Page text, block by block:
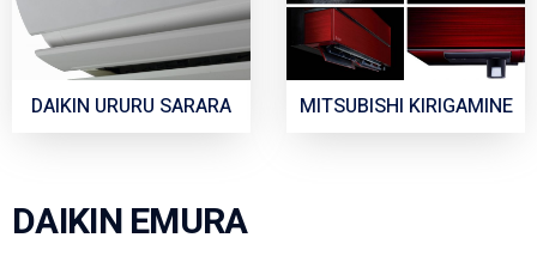
DAIKIN URURU SARARA MITSUBISHI KIRIGAMINE
DAIKIN EMURA